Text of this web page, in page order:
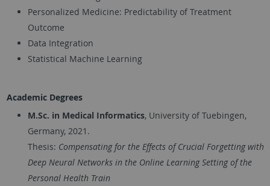
Personalized Medicine: Predictability of Treatment
Outcome
Data Integration
Statistical Machine Learning
Academic Degrees
M.Sc. in Medical Informatics, University of Tuebingen,
Germany, 2021.
Thesis: Compensating for the Effects of Crucial Forgetting with
Deep Neural Networks in the Online Learning Setting of the
Personal Health Train